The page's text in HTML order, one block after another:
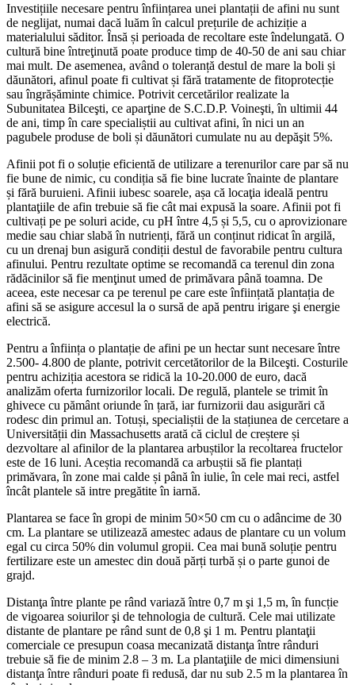
Investițiile necesare pentru înființarea unei plantații de afini nu sunt
de neglijat, numai dacă luăm în calcul prețurile de achiziție a
materialului săditor. Însă și perioada de recoltare este îndelungată. O
cultură bine întreţinută poate produce timp de 40-50 de ani sau chiar
mai mult. De asemenea, având o toleranță destul de mare la boli și
dăunători, afinul poate fi cultivat și fără tratamente de fitoprotecție
sau îngrășăminte chimice. Potrivit cercetărilor realizate la
Subunitatea Bilceşti, ce aparţine de S.C.D.P. Voineşti, în ultimii 44
de ani, timp în care specialiștii au cultivat afini, în nici un an
pagubele produse de boli și dăunători cumulate nu au depăşit 5%.
Afinii pot fi o soluție eficientă de utilizare a terenurilor care par să nu
fie bune de nimic, cu condiția să fie bine lucrate înainte de plantare
și fără buruieni. Afinii iubesc soarele, așa că locaţia ideală pentru
plantaţiile de afin trebuie să fie cât mai expusă la soare. Afinii pot fi
cultivați pe pe soluri acide, cu pH între 4,5 și 5,5, cu o aprovizionare
medie sau chiar slabă în nutrienți, fără un conținut ridicat în argilă,
cu un drenaj bun asigură condiții destul de favorabile pentru cultura
afinului. Pentru rezultate optime se recomandă ca terenul din zona
rădăcinilor să fie menţinut umed de primăvara până toamna. De
aceea, este necesar ca pe terenul pe care este înființată plantația de
afini să se asigure accesul la o sursă de apă pentru irigare şi energie
electrică.
Pentru a înființa o plantație de afini pe un hectar sunt necesare între
2.500- 4.800 de plante, potrivit cercetătorilor de la Bilceşti. Costurile
pentru achiziția acestora se ridică la 10-20.000 de euro, dacă
analizăm oferta furnizorilor locali. De regulă, plantele se trimit în
ghivece cu pământ oriunde în țară, iar furnizorii dau asigurări că
rodesc din primul an. Totuși, specialiștii de la stațiunea de cercetare a
Universității din Massachusetts arată că ciclul de creștere și
dezvoltare al afinilor de la plantarea arbuștilor la recoltarea fructelor
este de 16 luni. Aceștia recomandă ca arbuștii să fie plantați
primăvara, în zone mai calde și până în iulie, în cele mai reci, astfel
încât plantele să intre pregătite în iarnă.
Plantarea se face în gropi de minim 50×50 cm cu o adâncime de 30
cm. La plantare se utilizează amestec adaus de plantare cu un volum
egal cu circa 50% din volumul gropii. Cea mai bună soluție pentru
fertilizare este un amestec din două părți turbă și o parte gunoi de
grajd.
Distanţa între plante pe rând variază între 0,7 m şi 1,5 m, în funcție
de vigoarea soiurilor şi de tehnologia de cultură. Cele mai utilizate
distante de plantare pe rând sunt de 0,8 şi 1 m. Pentru plantaţii
comerciale ce presupun coasa mecanizată distanţa între rânduri
trebuie să fie de minim 2.8 – 3 m. La plantaţiile de mici dimensiuni
distanţa între rânduri poate fi redusă, dar nu sub 2.5 m la plantarea în